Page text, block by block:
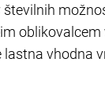
oblikovalcem
vhodna